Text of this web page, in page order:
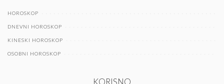
HOROSKOP
DNEVNI HOROSKOP
KINESKI HOROSKOP
OSOBNI HOROSKOP